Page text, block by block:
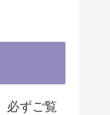
必ずご覧